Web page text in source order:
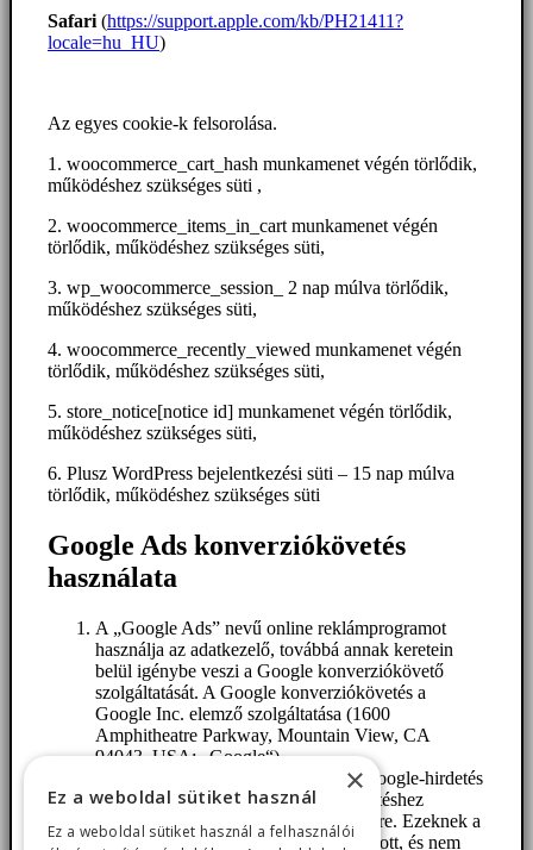
Safari (https://support.apple.com/kb/PH21411?
locale=hu_HU)
Az egyes cookie-k felsorolása.
1. woocommerce_cart_hash munkamenet végén törlődik,
működéshez szükséges süti ,
2. woocommerce_items_in_cart munkamenet végén
törlődik, működéshez szükséges süti,
3. wp_woocommerce_session_ 2 nap múlva törlődik,
működéshez szükséges süti,
4. woocommerce_recently_viewed munkamenet végén
törlődik, működéshez szükséges süti,
5. store_notice[notice id] munkamenet végén törlődik,
működéshez szükséges süti,
6. Plusz WordPress bejelentkezési süti – 15 nap múlva
törlődik, működéshez szükséges süti
Google Ads konverziókövetés
használata
A „Google Ads” nevű online reklámprogramot
használja az adatkezelő, továbbá annak keretein
belül igénybe veszi a Google konverziókövető
szolgáltatását. A Google konverziókövetés a
Google Inc. elemző szolgáltatása (1600
Amphitheatre Parkway, Mountain View, CA
94043, USA; „Google“).
Amikor Felhasználó egy weboldalt Google-hirdetés
által ér el, akkor egy a konverziókövetéshez
szükséges cookie kerül a számítógépére. Ezeknek a
cookie-knak az érvényessége korlátozott, és nem
×
Ez a weboldal sütiket használ
Ez a weboldal sütiket használ a felhasználói